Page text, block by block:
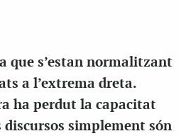
que s’estan normalitzant
a l’extrema dreta.
ha perdut la capacitat
discursos simplement són